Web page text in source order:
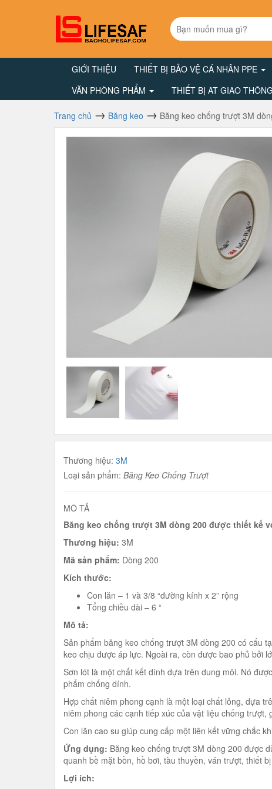
GIỚI THIỆU THIẾT BỊ BẢO VỆ CÁ NHÂN PPE
VĂN PHÒNG PHẨM
THIẾT BỊ AT GIAO THÔNG
Trang chủ Băng keo Băng keo chống trượt 3M
Thương hiệu: 3M
Loại sản phẩm: Băng Keo Chống Trượt
MÔ TẢ
Băng keo chống trượt 3M dòng 200 được thiết kế
Thương hiệu: 3M
Mã sản phẩm: Dòng 200
Kích thước:
Con lăn – 1 và 3/8 “đường kính x 2” rộng
Tổng chiều dài – 6 “
Mô tả:
Sản phẩm băng keo chống trượt 3M dòng 200 có cấu
keo chịu được áp lực. Ngoài ra, còn được bao phủ bởi
Sơn lót là một chất kết dính dựa trên dung môi. Nó
phẩm chống dính.
Hợp chất niêm phong cạnh là một loại chất lỏng, dựa
niêm phong các cạnh tiếp xúc của vật liệu chống
Con lăn cao su giúp cung cấp một liên kết vững chắc
Ứng dụng: Băng keo chống trượt 3M dòng 200 được
quanh bề mặt bồn, hồ bơi, tàu thuyền, ván trượt, thiết
Lợi ích: